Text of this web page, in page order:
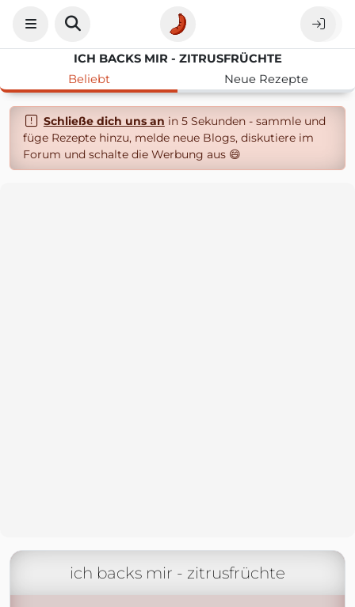
ICH BACKS MIR - ZITRUSFRÜCHTE
Beliebt
Neue Rezepte
Schließe dich uns an in 5 Sekunden - sammle und
füge Rezepte hinzu, melde neue Blogs, diskutiere im
Forum und schalte die Werbung aus 😄
ich backs mir - zitrusfrüchte